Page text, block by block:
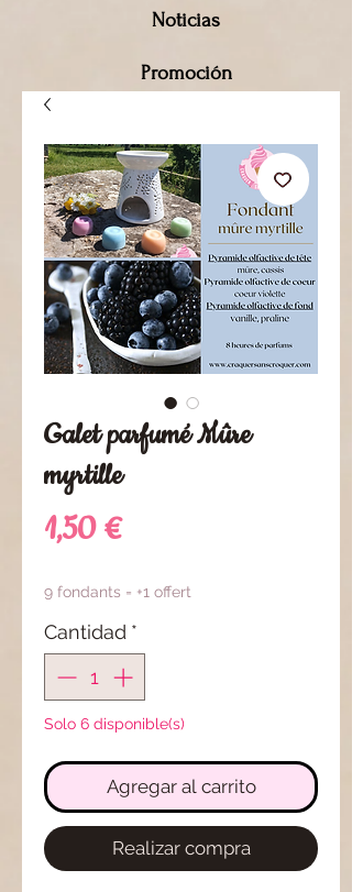
Noticias
Promoción
Galet parfumé Mûre
myrtille
1,50 €Precio
9 fondants = +1 offert
Cantidad *
Solo 6 disponible(s)
Agregar al carrito
Realizar compra